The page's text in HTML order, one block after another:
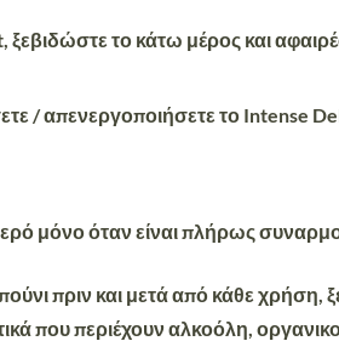
το κάτω μέρος και
/ απενεργοποιήσετε το Intense
μόνο όταν είναι πλήρως
πριν και μετά από κάθε
που περιέχουν αλκοόλη,